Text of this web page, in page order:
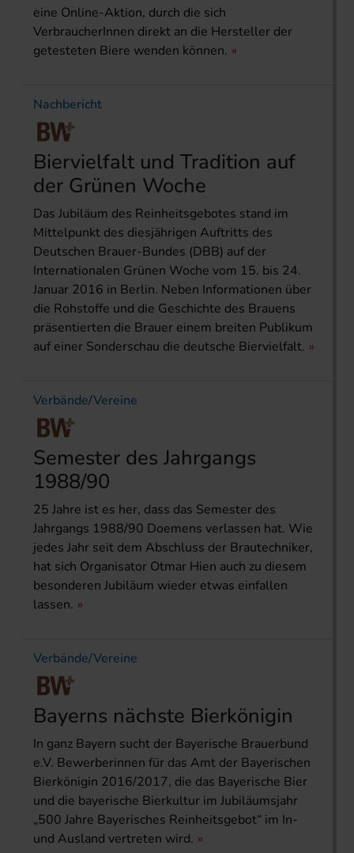
eine Online-Aktion, durch die sich
VerbraucherInnen direkt an die Hersteller der
getesteten Biere wenden können.
Nachbericht
Biervielfalt und Tradition auf
der Grünen Woche
Das Jubiläum des Reinheitsgebotes stand im
Mittelpunkt des diesjährigen Auftritts des
Deutschen Brauer-Bundes (DBB) auf der
Internationalen Grünen Woche vom 15. bis 24.
Januar 2016 in Berlin. Neben Informationen über
die Rohstoffe und die Geschichte des Brauens
präsentierten die Brauer einem breiten Publikum
auf einer Sonderschau die deutsche Biervielfalt.
Verbände/Vereine
Semester des Jahrgangs
1988/90
25 Jahre ist es her, dass das Semester des
Jahrgangs 1988/90 Doemens verlassen hat. Wie
jedes Jahr seit dem Abschluss der Brautechniker,
hat sich Organisator Otmar Hien auch zu diesem
besonderen Jubiläum wieder etwas einfallen
lassen.
Verbände/Vereine
Bayerns nächste Bierkönigin
In ganz Bayern sucht der Bayerische Brauerbund
e.V. Bewerberinnen für das Amt der Bayerischen
Bierkönigin 2016/2017, die das Bayerische Bier
und die bayerische Bierkultur im Jubiläumsjahr
„500 Jahre Bayerisches Reinheitsgebot“ im In-
und Ausland vertreten wird.